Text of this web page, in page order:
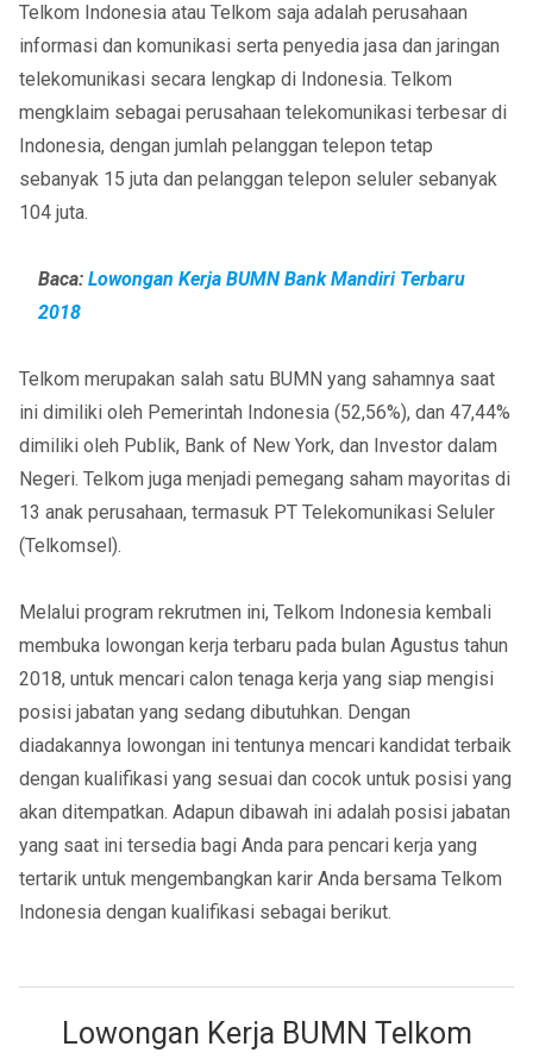
Telkom Indonesia atau Telkom saja adalah perusahaan
informasi dan komunikasi serta penyedia jasa dan jaringan
telekomunikasi secara lengkap di Indonesia. Telkom
mengklaim sebagai perusahaan telekomunikasi terbesar di
Indonesia, dengan jumlah pelanggan telepon tetap
sebanyak 15 juta dan pelanggan telepon seluler sebanyak
104 juta.
Baca: Lowongan Kerja BUMN Bank Mandiri Terbaru
2018
Telkom merupakan salah satu BUMN yang sahamnya saat
ini dimiliki oleh Pemerintah Indonesia (52,56%), dan 47,44%
dimiliki oleh Publik, Bank of New York, dan Investor dalam
Negeri. Telkom juga menjadi pemegang saham mayoritas di
13 anak perusahaan, termasuk PT Telekomunikasi Seluler
(Telkomsel).
Melalui program rekrutmen ini, Telkom Indonesia kembali
membuka lowongan kerja terbaru pada bulan Agustus tahun
2018, untuk mencari calon tenaga kerja yang siap mengisi
posisi jabatan yang sedang dibutuhkan. Dengan
diadakannya lowongan ini tentunya mencari kandidat terbaik
dengan kualifikasi yang sesuai dan cocok untuk posisi yang
akan ditempatkan. Adapun dibawah ini adalah posisi jabatan
yang saat ini tersedia bagi Anda para pencari kerja yang
tertarik untuk mengembangkan karir Anda bersama Telkom
Indonesia dengan kualifikasi sebagai berikut.
Lowongan Kerja BUMN Telkom